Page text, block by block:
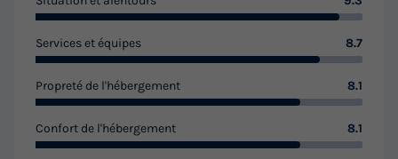
Services et équipes 8.7
Propreté de l'hébergement 8.1
Confort de l'hébergement 8.1